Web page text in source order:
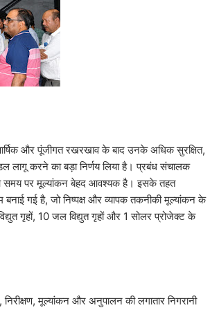
और पूंजीगत रखरखाव के बाद उनके अधिक सुरक्षित,
लागू करने का बड़ा निर्णय लिया है। प्रबंध संचालक
का समय पर मूल्यांकन बेहद आवश्यक है। इसके तहत
गई है, जो निष्पक्ष और व्यापक तकनीकी मूल्यांकन के
गृहों, 10 जल विद्युत गृहों और 1 सोलर प्रोजेक्ट के
मूल्यांकन और अनुपालन की लगातार निगरानी